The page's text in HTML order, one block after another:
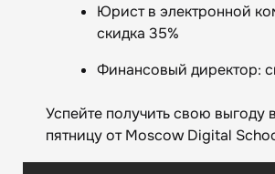
Юрист в электронной
скидка 35%
Финансовый директор:
Успейте получить свою выгоду
пятницу от Moscow Digital